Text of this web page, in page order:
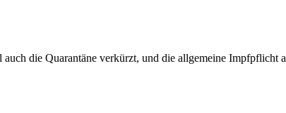
die Quarantäne verkürzt, und die allgemeine Impfpflicht